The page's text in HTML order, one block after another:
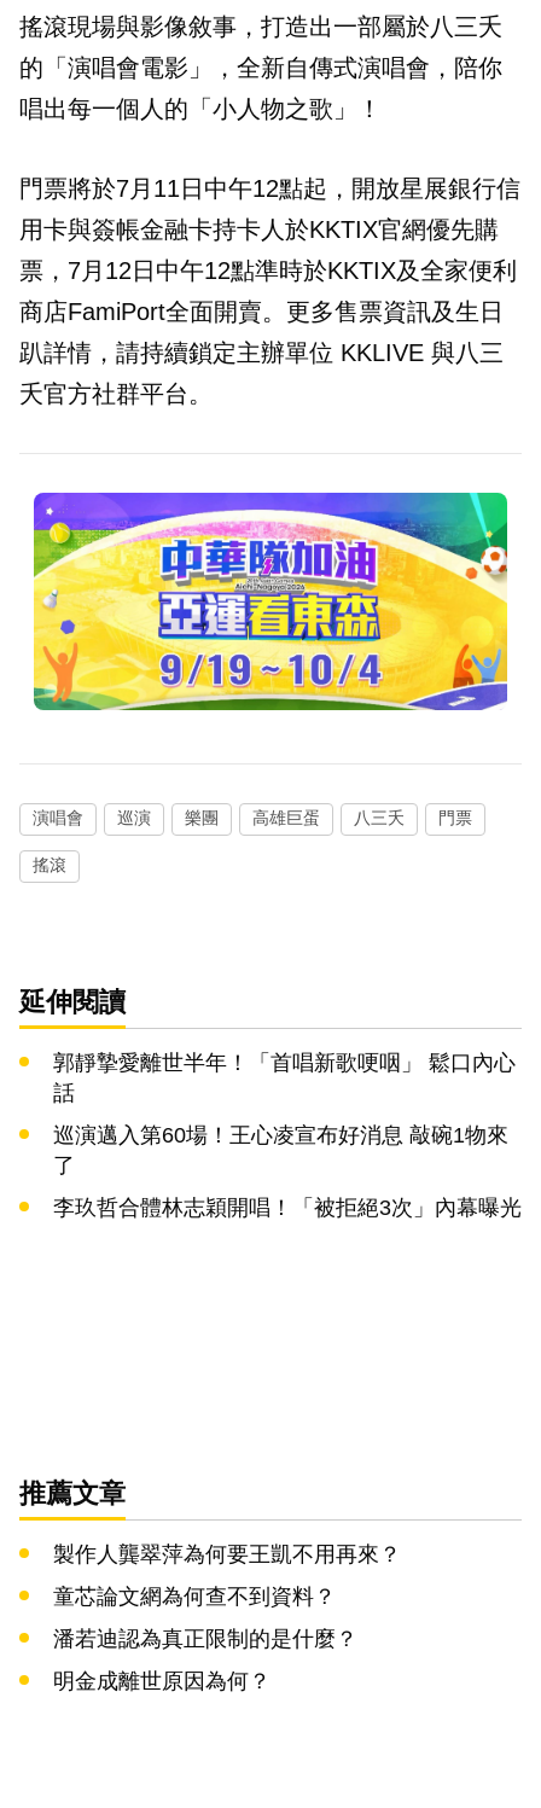
搖滾現場與影像敘事，打造出一部屬於八三夭
的「演唱會電影」，全新自傳式演唱會，陪你
唱出每一個人的「小人物之歌」！
⾨票將於7⽉11⽇中午12點起，開放星展銀⾏信
⽤卡與簽帳⾦融卡持卡⼈於KKTIX官網優先購
票，7月12日中午12點準時於KKTIX及全家便利
商店FamiPort全面開賣。更多售票資訊及生日
趴詳情，請持續鎖定主辦單位 KKLIVE 與八三
夭官方社群平台。
演唱會 巡演 樂團 高雄巨蛋 八三夭 門票
搖滾
延伸閱讀
郭靜摯愛離世半年！「首唱新歌哽咽」 鬆口內心
話
巡演邁入第60場！王心凌宣布好消息 敲碗1物來
了
李玖哲合體林志穎開唱！「被拒絕3次」內幕曝光
推薦文章
製作人龔翠萍為何要王凱不用再來？
童芯論文網為何查不到資料？
潘若迪認為真正限制的是什麼？
明金成離世原因為何？